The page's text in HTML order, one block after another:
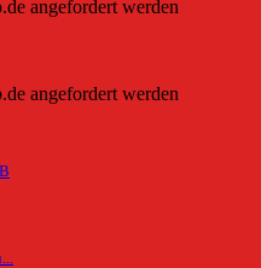
angefordert werden
angefordert werden